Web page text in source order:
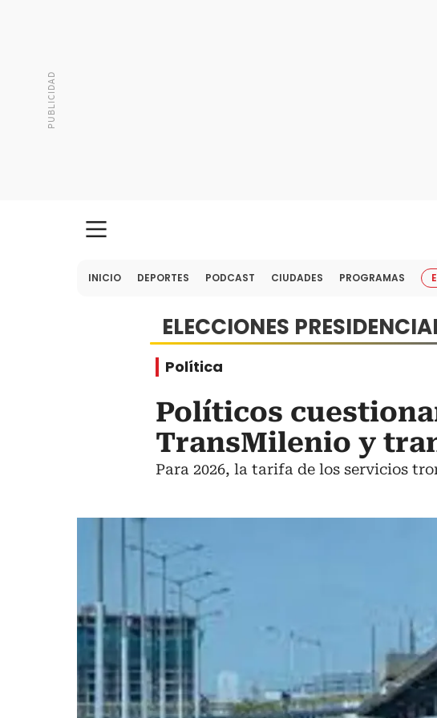
INICIO DEPORTES PODCAST CIUDADES PROGRAMAS
ELECCIONES
Política
Políticos
TransMilenio y
Para 2026, la tarifa de los servicios